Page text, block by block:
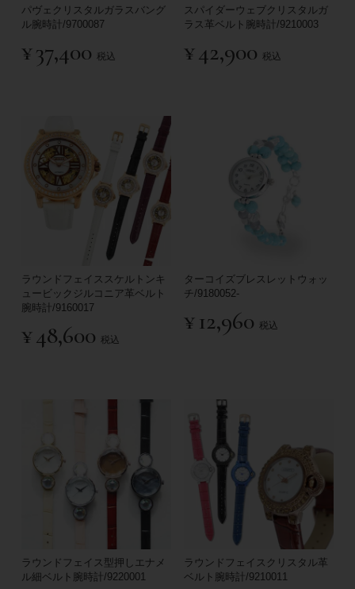
パヴェクリスタルガラスバング
ル腕時計/9700087
¥37,400 税込
スパイダーウェブクリスタルガ
ラス革ベルト腕時計/9210003
¥42,900 税込
ラウンドフェイススケルトンキ
ュービックジルコニア革ベルト
腕時計/9160017
¥48,600 税込
ターコイズブレスレットウォッ
チ/9180052-
¥ 12,960 税込
ラウンドフェイス型押しエナメ
ル細ベルト腕時計/9220001
ラウンドフェイスクリスタル革
ベルト腕時計/9210011